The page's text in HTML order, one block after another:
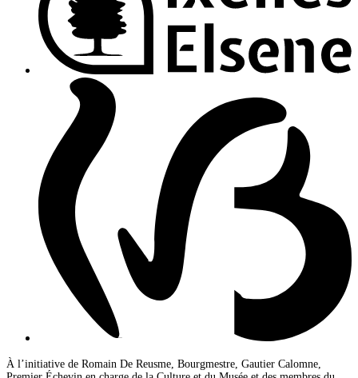
À l’initiative de Romain De Reusme, Bourgmestre, Gautier Calomne,